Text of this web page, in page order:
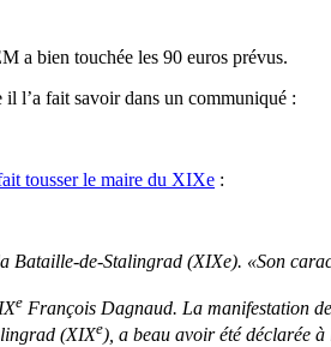
a bien touchée les 90 euros prévus.
l’a fait savoir dans un communiqué :
tousser le maire du XIXe :
de-Stalingrad (XIXe). «Son
e François Dagnaud. La manifestation
(XIXe), a beau avoir été déclarée